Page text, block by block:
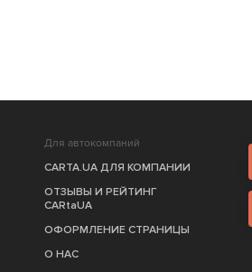
Для автокомпаний
CARTA.UA ДЛЯ КОМПАНИИ
ОТЗЫВЫ И РЕЙТИНГ
CARtaUA
ОФОРМЛЕНИЕ СТРАНИЦЫ
О НАС